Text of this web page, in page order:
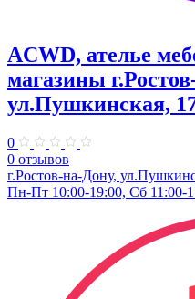
ACWD, ателье
магазины
ул.Пушкинская,
0
0 отзывов
г.Ростов-на-Дону,
Пн-Пт 10:00-19:00, Сб 11:00-